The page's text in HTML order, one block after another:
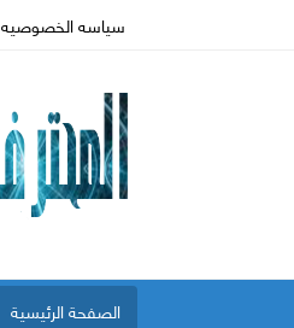
سياسه الخصوصيه
الصفحة الرئيسية